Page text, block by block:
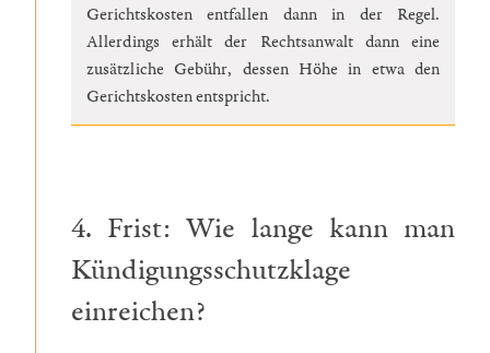
Gerichtskosten entfallen dann in der Regel.
Allerdings erhält der Rechtsanwalt dann eine
zusätzliche Gebühr, dessen Höhe in etwa den
Gerichtskosten entspricht.
4. Frist: Wie lange kann man
Kündigungsschutzklage
einreichen?